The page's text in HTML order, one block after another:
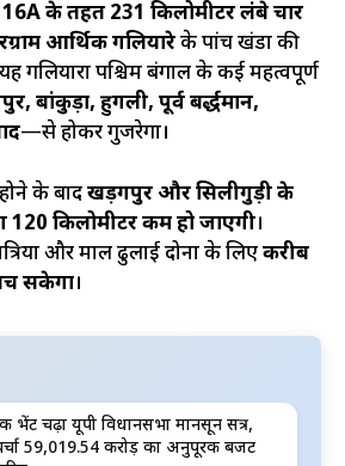
के तहत 231 किलोमीटर लंबे चार
आर्थिक गलियारेके पांच खंडों की
गलियारा पश्चिम बंगाल के कई महत्वपूर्ण
बांकुड़ा, हुगली, पूर्व बर्द्धमान,
—से होकर गुजरेगा।
के बादखड़गपुर और सिलीगुड़ी के
120 किलोमीटर कम हो जाएगी।
और माल ढुलाई दोनों के लिएकरीब
सकेगा।
भेंट चढ़ा यूपी विधानसभा मानसून सत्र,
59,019.54 करोड़ का अनुपूरक बजट